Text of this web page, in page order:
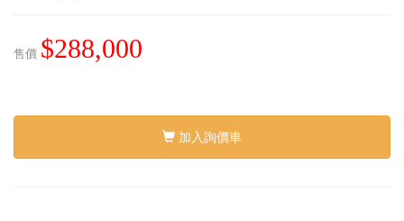
售價 $288,000
加入詢價車